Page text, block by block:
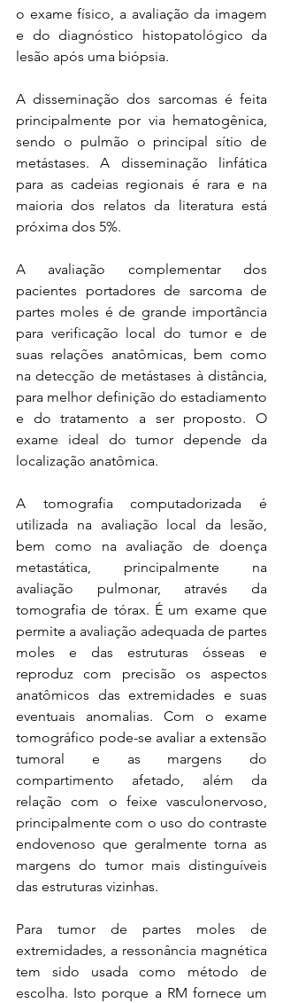
o exame físico, a avaliação da imagem
e do diagnóstico histopatológico da
lesão após uma biópsia.
A disseminação dos sarcomas é feita
principalmente por via hematogênica,
sendo o pulmão o principal sítio de
metástases. A disseminação linfática
para as cadeias regionais é rara e na
maioria dos relatos da literatura está
próxima dos 5%.
A avaliação complementar dos
pacientes portadores de sarcoma de
partes moles é de grande importância
para verificação local do tumor e de
suas relações anatômicas, bem como
na detecção de metástases à distância,
para melhor definição do estadiamento
e do tratamento a ser proposto. O
exame ideal do tumor depende da
localização anatômica.
A tomografia computadorizada é
utilizada na avaliação local da lesão,
bem como na avaliação de doença
metastática, principalmente na
avaliação pulmonar, através da
tomografia de tórax. É um exame que
permite a avaliação adequada de partes
moles e das estruturas ósseas e
reproduz com precisão os aspectos
anatômicos das extremidades e suas
eventuais anomalias. Com o exame
tomográfico pode-se avaliar a extensão
tumoral e as margens do
compartimento afetado, além da
relação com o feixe vasculonervoso,
principalmente com o uso do contraste
endovenoso que geralmente torna as
margens do tumor mais distinguíveis
das estruturas vizinhas.
Para tumor de partes moles de
extremidades, a ressonância magnética
tem sido usada como método de
escolha. Isto porque a RM fornece um